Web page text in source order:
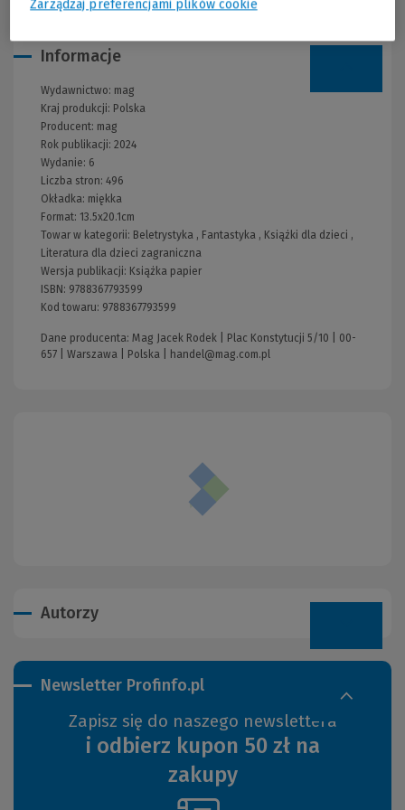
Informacje
Wydawnictwo: mag
Kraj produkcji: Polska
Producent: mag
Rok publikacji: 2024
Wydanie: 6
Liczba stron: 496
Okładka: miękka
Format: 13.5x20.1cm
Towar w kategorii: Beletrystyka , Fantastyka , Książki dla dzieci ,
Literatura dla dzieci zagraniczna
Wersja publikacji: Książka papier
ISBN: 9788367793599
Kod towaru: 9788367793599
Dane producenta: Mag Jacek Rodek | Plac Konstytucji 5/10 | 00-
657 | Warszawa | Polska | handel@mag.com.pl
Autorzy
Newsletter Profinfo.pl
Zapisz się do naszego newslettera
i odbierz kupon 50 zł na
zakupy
Zarządzaj preferencjami plików cookie